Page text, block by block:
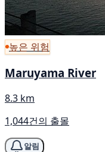
높은 위험
Maruyama River
8.3 km
1,044건의 출몰
알림